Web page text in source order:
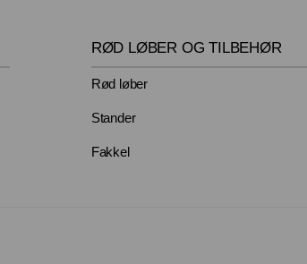
RØD LØBER OG TILBEHØR
Rød løber
Stander
Fakkel